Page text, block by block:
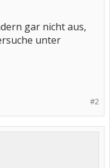
gar nicht aus,
unter
#2